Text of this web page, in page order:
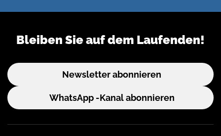
Bleiben Sie auf dem Laufenden!
Newsletter abonnieren
WhatsApp -Kanal abonnieren